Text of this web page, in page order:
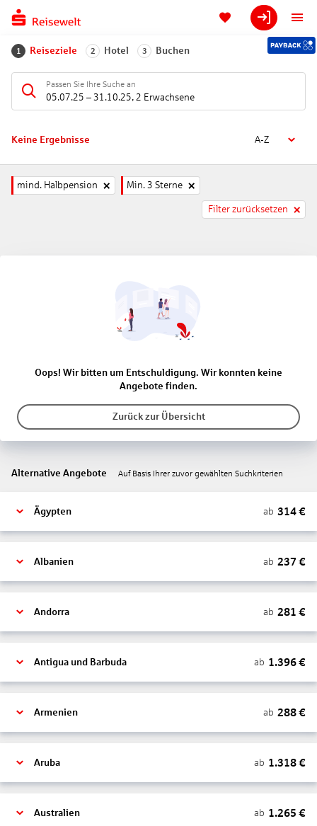
1 Reiseziele 2 Hotel 3 Buchen
Passen Sie Ihre Suche an
05.07.25 – 31.10.25, 2 Erwachsene
Keine Ergebnisse A-Z
mind. Halbpension Min. 3 Sterne
Filter zurücksetzen
Oops! Wir bitten um Entschuldigung. Wir konnten keine
Angebote finden.
Zurück zur Übersicht
Alternative Angebote Auf Basis Ihrer zuvor gewählten Suchkriterien
Ägypten ab 314€
Albanien ab 237 €
Andorra ab 281 €
Antigua und Barbuda ab 1.396€
Armenien ab 288€
Aruba ab 1.318€
Australien ab 1.265 €